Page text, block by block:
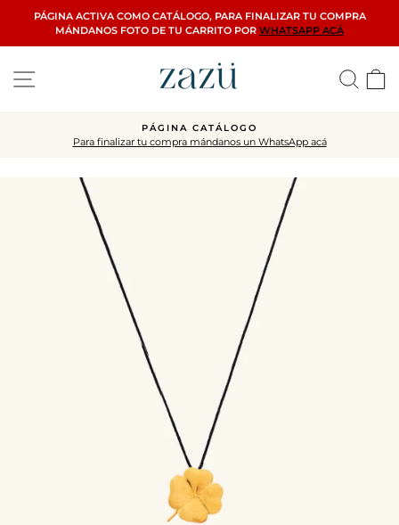
directamente
al
PÁGINA ACTIVA COMO CATÁLOGO, PARA FINALIZAR TU COMPRA
MÁNDANOS FOTO DE TU CARRITO POR WHATSAPP ACÁ
diapositivas
PÁGINA CATÁLOGO
Para finalizar tu compra mándanos un WhatsApp acá